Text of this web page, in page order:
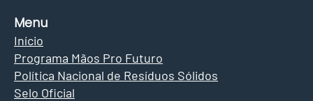
Apoiada pelo Mãos Pro Futuro,
ACMR Fut7 garante terceiro lugar
da Copa Sul, em Curitiba PR
Menu
Início
Programa Mãos Pro Futuro
Política Nacional de Resíduos Sólidos
Selo Oficial